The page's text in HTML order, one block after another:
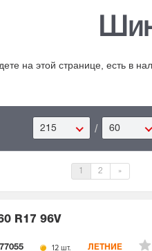
на этой странице, есть в
215 / 60
1 2 »
R17 96V
12 шт. ЛЕТНИЕ